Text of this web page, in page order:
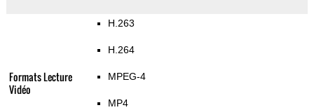
Formats Lecture
Vidéo
H.263
H.264
MPEG-4
MP4